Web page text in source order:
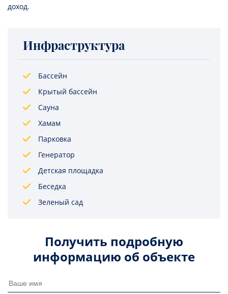
доход.
Инфраструктура
Бассейн
Крытый бассейн
Сауна
Хамам
Парковка
Генератор
Детская площадка
Беседка
Зеленый сад
Получить подробную
информацию об объекте